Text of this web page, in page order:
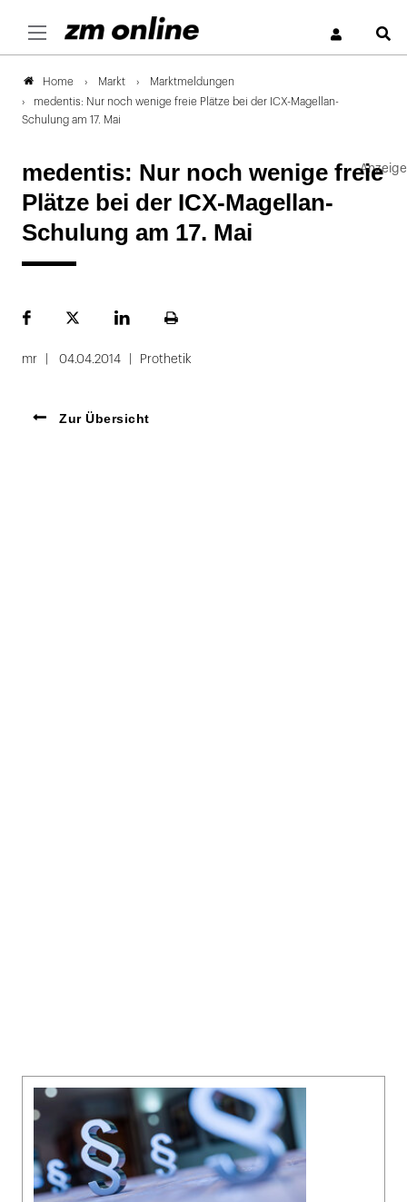
Home Markt
Marktmeldungen
medentis: Nur noch wenige freie Plätze bei der ICX-Magellan-
Schulung am 17. Mai
medentis: Nur noch wenige freie
Plätze bei der ICX-Magellan-
Schulung am 17. Mai
FacebookPlattformLinekdInSeite
mr 04.04.2014 Prothetik
Zur Übersicht